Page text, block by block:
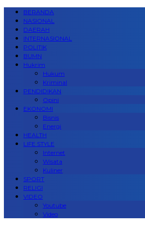
BERANDA
NASIONAL
DAERAH
INTERNASIONAL
POLITIK
BUMN
Hukrim
Hukum
Kriminal
PENDIDIKAN
Opini
EKONOMI
Bisnis
Energi
HEALTH
LIFE STYLE
Internet
Wisata
Kuliner
SPORT
RELIGI
VIDEO
Youtube
Video